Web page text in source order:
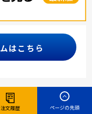
注文履歴 ページの先頭
はこちら